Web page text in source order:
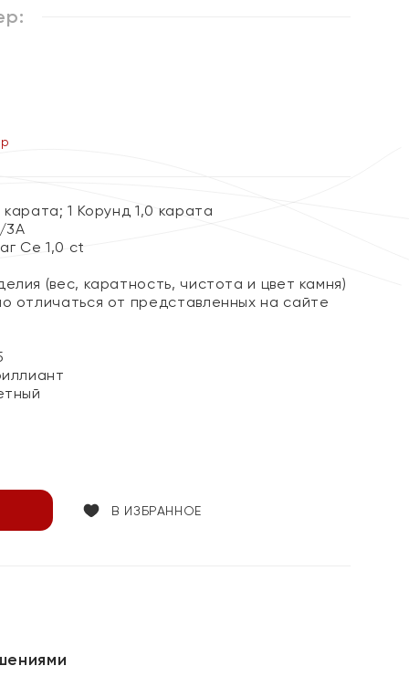
1 Корунд 1,0 карата
3А
Се 1,0 ct
(вес, каратность, чистота и цвет камня)
отличаться от представленных на сайте
В ИЗБРАННОЕ